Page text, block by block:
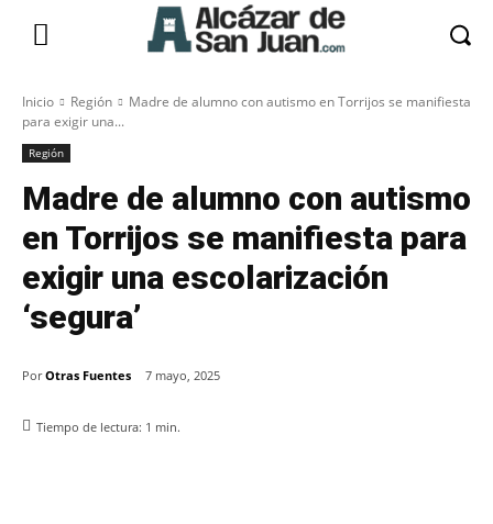
Inicio Región
Madre de alumno con autismo en Torrijos se manifiesta
para exigir una...
Región
Madre de alumno con autismo
en Torrijos se manifiesta para
exigir una escolarización
‘segura’
Por Otras Fuentes 7 mayo, 2025
Tiempo de lectura: 1 min.